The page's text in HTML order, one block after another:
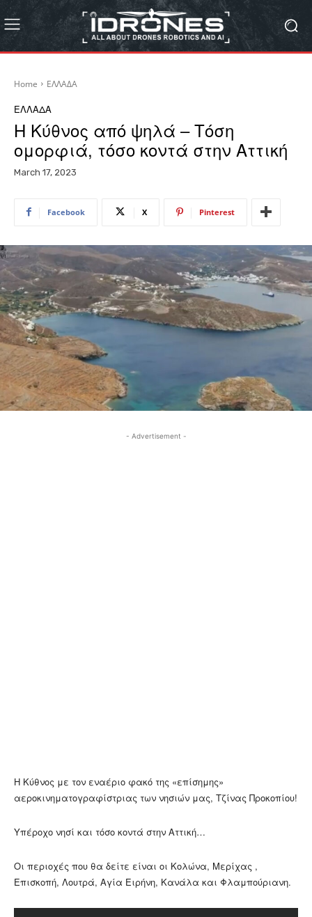
Home ΕΛΛΑΔΑ
ΕΛΛΑΔΑ
Η Κύθνος από ψηλά – Τόση
ομορφιά, τόσο κοντά στην Αττική
March 17, 2023
Facebook X Pinterest
- Advertisement -
Η Κύθνος με τον εναέριο φακό της «επίσημης»
αεροκινηματογραφίστριας των νησιών μας, Τζίνας Προκοπίου!
Υπέροχο νησί και τόσο κοντά στην Αττική…
Οι περιοχές που θα δείτε είναι οι Κολώνα, Μερίχας ,
Επισκοπή, Λουτρά, Αγία Ειρήνη, Κανάλα και Φλαμπούριανη.